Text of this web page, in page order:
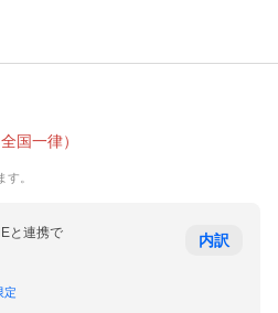
全国一律）
。
と連携で
定
内訳